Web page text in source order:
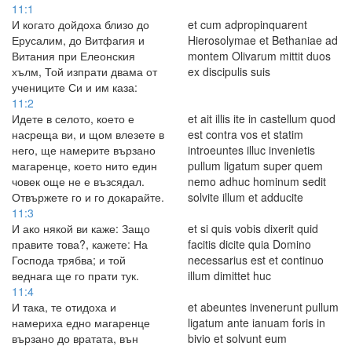
11:1
И когато дойдоха близо до
Ерусалим, до Витфагия и
Витания при Елеонския
хълм, Той изпрати двама от
учениците Си и им каза:
et cum adpropinquarent
Hierosolymae et Bethaniae ad
montem Olivarum mittit duos
ex discipulis suis
11:2
Идете в селото, което е
насреща ви, и щом влезете в
него, ще намерите вързано
магаренце, което нито един
човек още не е възсядал.
Отвържете го и го докарайте.
et ait illis ite in castellum quod
est contra vos et statim
introeuntes illuc invenietis
pullum ligatum super quem
nemo adhuc hominum sedit
solvite illum et adducite
11:3
И ако някой ви каже: Защо
правите това?, кажете: На
Господа трябва; и той
веднага ще го прати тук.
et si quis vobis dixerit quid
facitis dicite quia Domino
necessarius est et continuo
illum dimittet huc
11:4
И така, те отидоха и
намериха едно магаренце
вързано до вратата, вън
et abeuntes invenerunt pullum
ligatum ante ianuam foris in
bivio et solvunt eum